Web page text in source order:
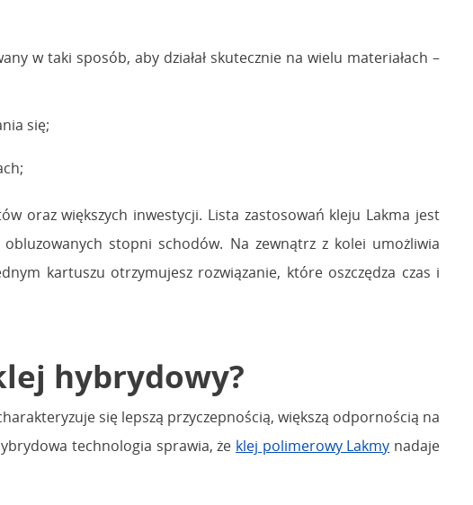
w taki sposób, aby działał skutecznie na wielu materiałach –
się;
oraz większych inwestycji. Lista zastosowań kleju Lakma jest
stopni schodów. Na zewnątrz z kolei umożliwia
kartuszu otrzymujesz rozwiązanie, które oszczędza czas i
hybrydowy?
się lepszą przyczepnością, większą odpornością na
technologia sprawia, że klej polimerowy Lakmy nadaje